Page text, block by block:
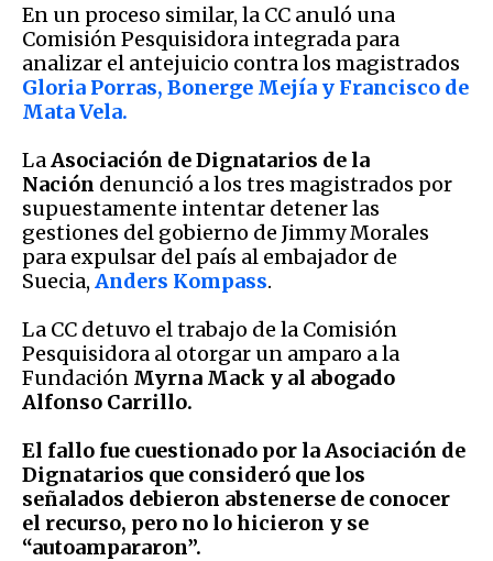
En un proceso similar, la CC anuló una
Comisión Pesquisidora integrada para
analizar el antejuicio contra los magistrados
Gloria Porras, Bonerge Mejía y Francisco de
Mata Vela.
LaAsociación de Dignatarios de la
Nación denunció a los tres magistrados por
supuestamente intentar detener las
gestiones del gobierno de Jimmy Morales
para expulsar del país al embajador de
Suecia, Anders Kompass.
La CC detuvo el trabajo de la Comisión
Pesquisidora al otorgar un amparo a la
Fundación Myrna Mack y al abogado
Alfonso Carrillo.
El fallo fue cuestionado por la Asociación de
Dignatarios que consideró que los
señalados debieron abstenerse de conocer
el recurso, pero no lo hicieron y se
“autoampararon”.